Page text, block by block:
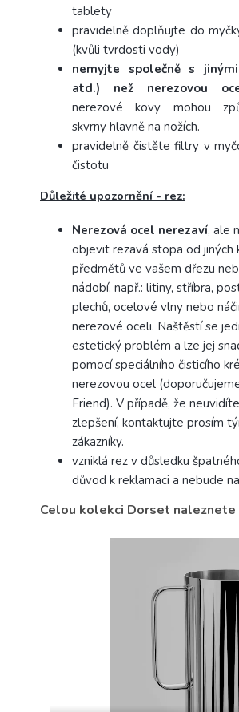
tablety
pravidelně doplňujte do
(kvůli tvrdosti vody)
nemyjte společně s
atd.) než nerezovou
nerezové kovy mohou
skvrny hlavně na nožích.
pravidelně čistěte filtry v
čistotu
Důležité upozornění - rez:
Nerezová ocel nerezaví, ale
objevit rezavá stopa od jiných
předmětů ve vašem dřezu
nádobí, např.: litiny, stříbra,
plechů, ocelové vlny nebo
nerezové oceli. Naštěstí se
estetický problém a lze jej
pomocí speciálního čisticího
nerezovou ocel
Friend). V případě, že
zlepšení, kontaktujte prosím
zákazníky.
vzniklá rez v důsledku
důvod k reklamaci a nebude
Celou kolekci Dorset naleznete